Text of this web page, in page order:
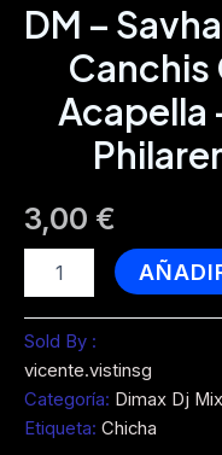
DM –
Canchis
Acapella
3,00 €
Internacional
Canchis
Canchis
-
Sold By :
vicente.vistinsg
Categoría: Dimax Dj Mix
Etiqueta: Chicha